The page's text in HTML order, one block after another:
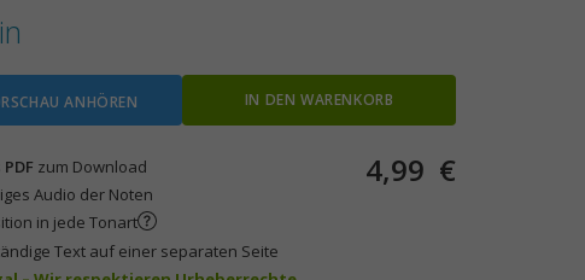
ANHÖREN IN DEN WARENKORB
PDF zum Download
Audio der Noten
in jede Tonart
Text auf einer separaten Seite
4,99 €